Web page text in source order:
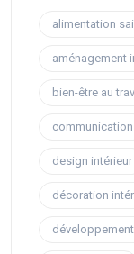
alimentation
aménagement
bien-être au
communication
design intérieur
décoration